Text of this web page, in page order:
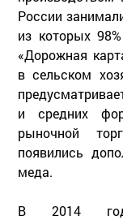
России
из которых
«Дорожная
в сельском
и средних
рыночной
появились
меда.
В 2014